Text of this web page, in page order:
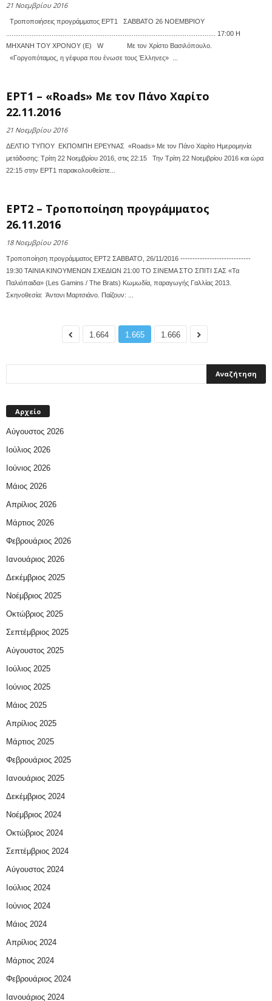
21 Νοεμβρίου 2016
Τροποποιήσεις προγράμματος ΕΡΤ1 ΣΑΒΒΑΤΟ 26 ΝΟΕΜΒΡΙΟΥ
................................................................................................................... 17:00 Η
ΜΗΧΑΝΗ ΤΟΥ ΧΡΟΝΟΥ (Ε) W Με τον Χρίστο Βασιλόπουλο.
«Γοργοπόταμος, η γέφυρα που ένωσε τους Έλληνες» ...
ΕΡΤ1 – «Roads» Με τον Πάνο Χαρίτο
22.11.2016
21 Νοεμβρίου 2016
ΔΕΛΤΙΟ ΤΥΠΟΥ ΕΚΠΟΜΠΗ ΕΡΕΥΝΑΣ «Roads» Με τον Πάνο Χαρίτο Ημερομηνία
μετάδοσης: Τρίτη 22 Νοεμβρίου 2016, στις 22:15 Την Τρίτη 22 Νοεμβρίου 2016 και ώρα
22:15 στην ΕΡΤ1 παρακολουθείστε...
ΕΡΤ2 – Τροποποίηση προγράμματος
26.11.2016
18 Νοεμβρίου 2016
Τροποποίηση προγράμματος ΕΡΤ2 ΣΑΒΒΑΤΟ, 26/11/2016 -----------------------------
19:30 ΤΑΙΝΙΑ ΚΙΝΟΥΜΕΝΩΝ ΣΧΕΔΙΩΝ 21:00 ΤΟ ΣΙΝΕΜΑ ΣΤΟ ΣΠΙΤΙ ΣΑΣ «Τα
Παλιόπαιδα» (Les Gamins / The Brats) Κωμωδία, παραγωγής Γαλλίας 2013.
Σκηνοθεσία: Άντονι Μαρτσιάνο. Παίζουν: ...
1.664 1.665 1.666
Αρχείο
Αύγουστος 2026
Ιούλιος 2026
Ιούνιος 2026
Μάιος 2026
Απρίλιος 2026
Μάρτιος 2026
Φεβρουάριος 2026
Ιανουάριος 2026
Δεκέμβριος 2025
Νοέμβριος 2025
Οκτώβριος 2025
Σεπτέμβριος 2025
Αύγουστος 2025
Ιούλιος 2025
Ιούνιος 2025
Μάιος 2025
Απρίλιος 2025
Μάρτιος 2025
Φεβρουάριος 2025
Ιανουάριος 2025
Δεκέμβριος 2024
Νοέμβριος 2024
Οκτώβριος 2024
Σεπτέμβριος 2024
Αύγουστος 2024
Ιούλιος 2024
Ιούνιος 2024
Μάιος 2024
Απρίλιος 2024
Μάρτιος 2024
Φεβρουάριος 2024
Ιανουάριος 2024